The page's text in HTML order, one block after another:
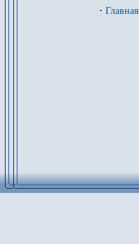
· Главная